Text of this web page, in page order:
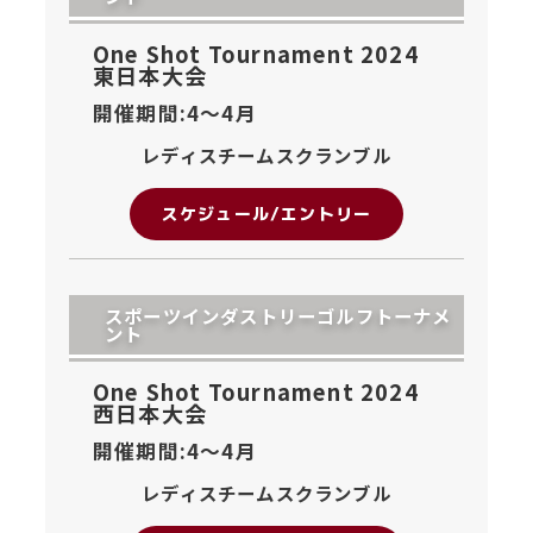
One Shot Tournament 2024
東日本大会
開催期間:4〜4月
レディスチームスクランブル
スケジュール/エントリー
スポーツインダストリーゴルフトーナメ
ント
One Shot Tournament 2024
西日本大会
開催期間:4〜4月
レディスチームスクランブル